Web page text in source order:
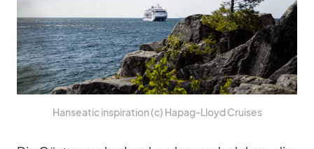
Han­sea­tic in­spi­ra­tion (c) Ha­pag-Lloyd Crui­ses